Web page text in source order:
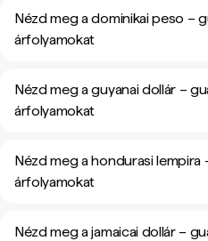
Nézd meg a dominikai peso –
árfolyamokat
Nézd meg a guyanai dollár –
árfolyamokat
Nézd meg a hondurasi lempira
árfolyamokat
Nézd meg a jamaicai dollár –